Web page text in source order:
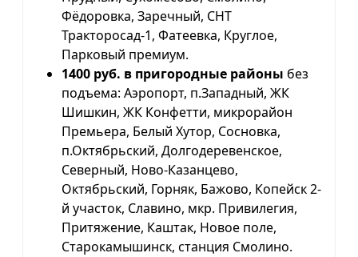
Фёдоровка, Заречный, СНТ
Тракторосад-1, Фатеевка, Круглое,
Парковый премиум.
1400 руб. в пригородные районы без
подъема: Аэропорт, п.Западный, ЖК
Шишкин, ЖК Конфетти, микрорайон
Премьера, Белый Хутор, Сосновка,
п.Октябрьский, Долгодеревенское,
Северный, Ново-Казанцево,
Октябрьский, Горняк, Бажово, Копейск 2-
й участок, Славино, мкр. Привилегия,
Притяжение, Каштак, Новое поле,
Старокамышинск, станция Смолино.